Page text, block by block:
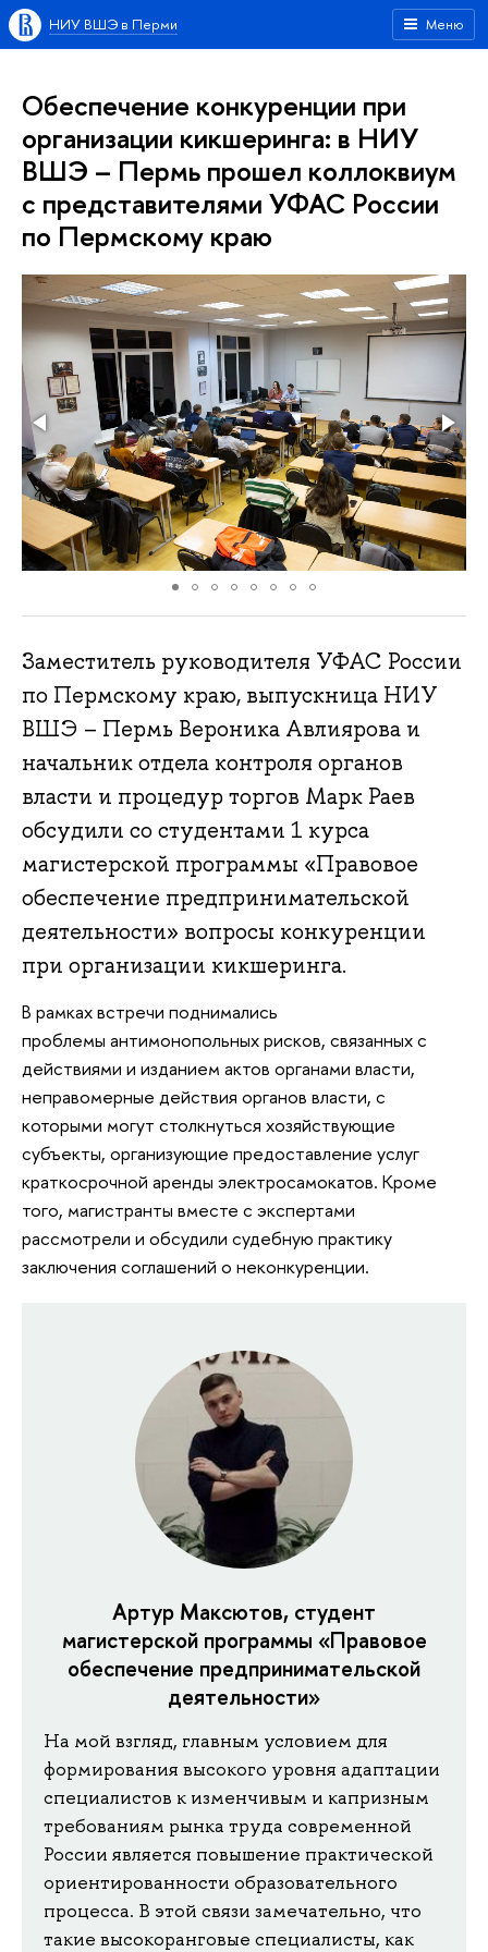
Меню
НИУ ВШЭ в Перми
Обеспечение конкуренции при
организации кикшеринга: в НИУ
ВШЭ – Пермь прошел коллоквиум
с представителями УФАС России
по Пермскому краю
Заместитель руководителя УФАС России
по Пермскому краю, выпускница НИУ
ВШЭ – Пермь Вероника Авлиярова и
начальник отдела контроля органов
власти и процедур торгов Марк Раев
обсудили со студентами 1 курса
магистерской программы «Правовое
обеспечение предпринимательской
деятельности» вопросы конкуренции
при организации кикшеринга.
В рамках встречи поднимались
проблемы антимонопольных рисков, связанных с
действиями и изданием актов органами власти,
неправомерные действия органов власти, с
которыми могут столкнуться хозяйствующие
субъекты, организующие предоставление услуг
краткосрочной аренды электросамокатов. Кроме
того, магистранты вместе с экспертами
рассмотрели и обсудили судебную практику
заключения соглашений о неконкуренции.
Артур Максютов, студент
магистерской программы «Правовое
обеспечение предпринимательской
деятельности»
На мой взгляд, главным условием для
формирования высокого уровня адаптации
специалистов к изменчивым и капризным
требованиям рынка труда современной
России является повышение практической
ориентированности образовательного
процесса. В этой связи замечательно, что
такие высокоранговые специалисты, как